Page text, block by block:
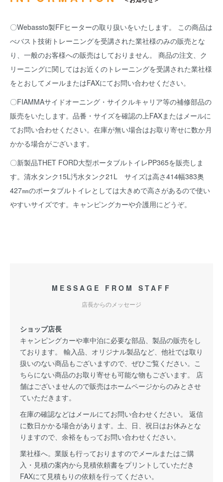
〇Webassto製FFヒーターの取り扱いをいたします。 この商品は
べバスト技術トレーニングを受講された業社様のみの販売とな
り、一般のお客様への販売はしておりません。 商品の注文、ク
リーニングに関してはお近くのトレーニングを受講された業社様
をとおしてメールまたはFAXにてお問い合わせください。
〇FIAMMAサイドオーニング・サイクルキャリア等の補修部品の
販売をいたします。品番・サイズを確認の上FAXまたはメールに
てお問い合わせください。在庫が無い場合はお取り寄せに数か月
かかる場合がございます。
〇新製品THET FORD大型ポータブルトイレPP365を販売しま
す。清水タンク15L汚水タンク21L サイズは高さ414幅383奥
427㎜のポータブルトイレとしては大きめで高さがあるので使い
やすいサイズです。キャンピングカーや介護用にどうぞ。
MESSAGE FROM STAFF
店長からのメッセージ
ショップ店長
キャンピングカーや車中泊に必要な部品、製品の販売をし
ております。 輸入品、オリジナル製品など、他社では取り
扱いのない商品もございますので、ぜひご覧ください。こ
ちらにない商品のお取り寄せも可能な物もございます。 店
舗はございませんので販売はホームページからのみとさせ
ていただきます。
在庫の確認などはメールにてお問い合わせください。 返信
に数日かかる場合があります。土、日、祝日はお休みとな
りますので、余裕をもってお問い合わせください。
業社様へ。業販も行っておりますのでメールまたはご購
入・見積の案内から見積依頼書をプリントしていただき
FAXにて見積もりの依頼を行ってください。